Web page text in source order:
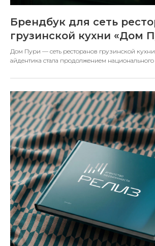
Брендбук для сеть
грузинской кухни «Дом
Дом Пури — сеть ресторанов грузинской
айдентика стала продолжением национального